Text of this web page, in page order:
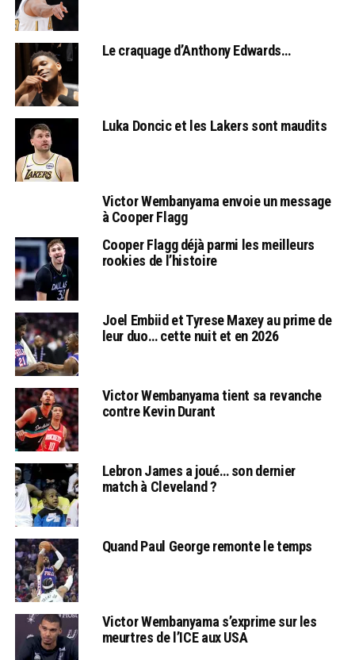
Le craquage d’Anthony Edwards…
Luka Doncic et les Lakers sont maudits
Victor Wembanyama envoie un message
à Cooper Flagg
Cooper Flagg déjà parmi les meilleurs
rookies de l’histoire
Joel Embiid et Tyrese Maxey au prime de
leur duo… cette nuit et en 2026
Victor Wembanyama tient sa revanche
contre Kevin Durant
Lebron James a joué… son dernier
match à Cleveland ?
Quand Paul George remonte le temps
Victor Wembanyama s’exprime sur les
meurtres de l’ICE aux USA